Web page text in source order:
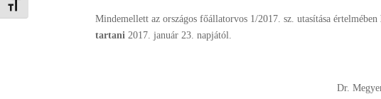
Betűméret váltása
Mindemellett az országos főállatorvos 1/2017. sz. utasítása értelmében
tartani 2017. január 23. napjától.
Dr.